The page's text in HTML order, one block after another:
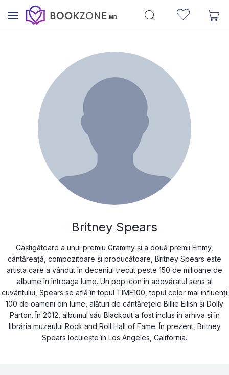
Britney Spears
Câștigătoare a unui premiu Grammy și a două premii Emmy,
cântăreață, compozitoare și producătoare, Britney Spears este
artista care a vândut în deceniul trecut peste 150 de milioane de
albume în întreaga lume. Un pop icon în adevăratul sens al
cuvântului, Spears se află în topul TIME100, topul celor mai influenți
100 de oameni din lume, alături de cântărețele Billie Eilish și Dolly
Parton. În 2012, albumul său Blackout a fost inclus în arhiva și în
librăria muzeului Rock and Roll Hall of Fame. În prezent, Britney
Spears locuiește în Los Angeles, California.